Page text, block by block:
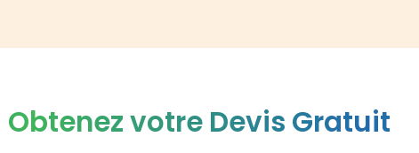
Obtenez votre Devis Gratuit